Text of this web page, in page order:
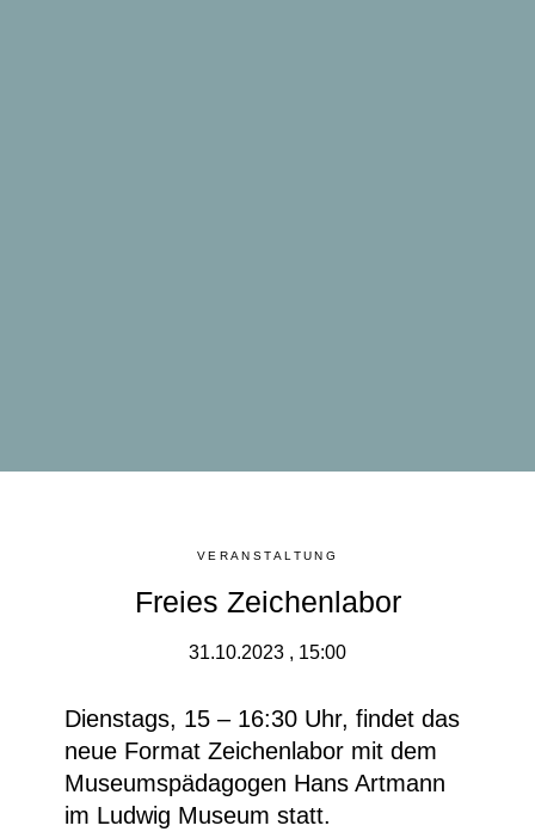
VERANSTALTUNG
Freies Zeichenlabor
31.10.2023 , 15:00
Dienstags, 15 – 16:30 Uhr, findet das
neue Format Zeichenlabor mit dem
Museumspädagogen Hans Artmann
im Ludwig Museum statt.